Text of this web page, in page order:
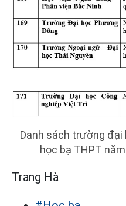
Danh sách trường đại
học bạ THPT
Trang Hà